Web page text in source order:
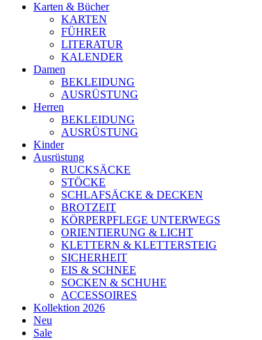
Karten & Bücher
KARTEN
FÜHRER
LITERATUR
KALENDER
Damen
BEKLEIDUNG
AUSRÜSTUNG
Herren
BEKLEIDUNG
AUSRÜSTUNG
Kinder
Ausrüstung
RUCKSÄCKE
STÖCKE
SCHLAFSÄCKE & DECKEN
BROTZEIT
KÖRPERPFLEGE UNTERWEGS
ORIENTIERUNG & LICHT
KLETTERN & KLETTERSTEIG
SICHERHEIT
EIS & SCHNEE
SOCKEN & SCHUHE
ACCESSOIRES
Kollektion 2026
Neu
Sale